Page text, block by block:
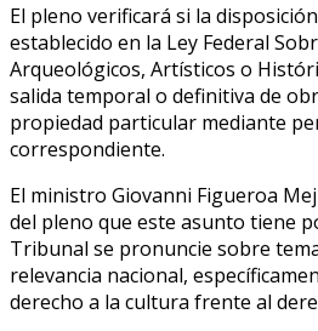
El pleno verificará si la
establecido en la Ley Federal
Arqueológicos, Artísticos o
salida temporal o definitiva de
propiedad particular mediante
correspondiente.
El ministro Giovanni Figueroa
del pleno que este asunto tiene
Tribunal se pronuncie sobre
relevancia nacional,
derecho a la cultura frente al